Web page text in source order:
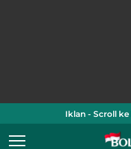
Iklan - Scroll